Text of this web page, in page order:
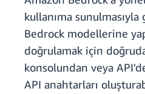
kullanıma
Bedrock modellerine
doğrulamak için
konsolundan veya
API anahtarları